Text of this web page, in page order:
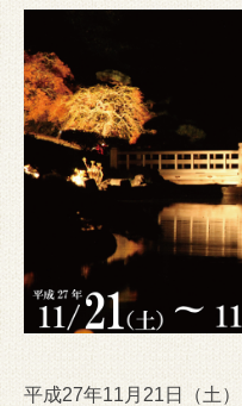
平成27年11月21日（土